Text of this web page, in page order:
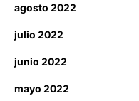
agosto 2022
julio 2022
junio 2022
mayo 2022